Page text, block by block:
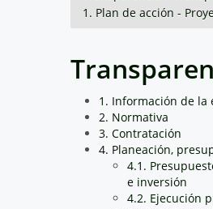
1. Plan de acción -
1. Información de la
2. Normativa
3. Contratación
4. Planeación,
4.1.
e inversión
4.2. Ejecución